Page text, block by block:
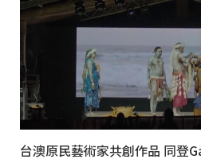
台澳原民藝術家共創作品 同登